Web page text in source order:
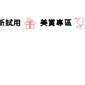
試用 美賞專區